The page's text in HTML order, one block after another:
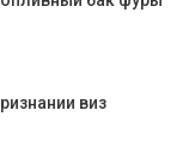
виз